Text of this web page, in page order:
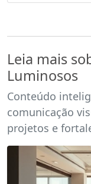
Leia mais
Luminosos
Conteúdo
comunicação
projetos e